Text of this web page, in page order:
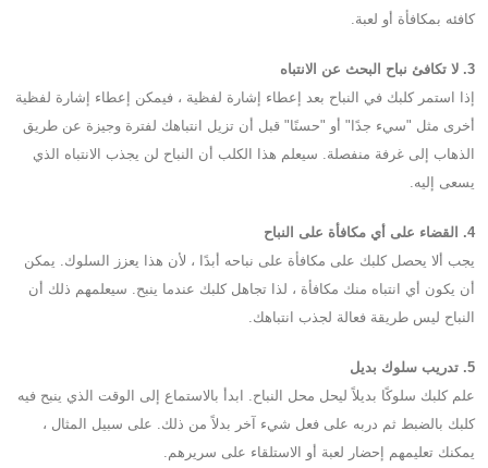
كافئه بمكافأة أو لعبة.
3. لا تكافئ نباح البحث عن الانتباه
إذا استمر كلبك في النباح بعد إعطاء إشارة لفظية ، فيمكن إعطاء إشارة لفظية
أخرى مثل "سيء جدًا" أو "حسنًا" قبل أن تزيل انتباهك لفترة وجيزة عن طريق
الذهاب إلى غرفة منفصلة. سيعلم هذا الكلب أن النباح لن يجذب الانتباه الذي
يسعى إليه.
4. القضاء على أي مكافأة على النباح
يجب ألا يحصل كلبك على مكافأة على نباحه أبدًا ، لأن هذا يعزز السلوك. يمكن
أن يكون أي انتباه منك مكافأة ، لذا تجاهل كلبك عندما ينبح. سيعلمهم ذلك أن
النباح ليس طريقة فعالة لجذب انتباهك.
5. تدريب سلوك بديل
علم كلبك سلوكًا بديلاً ليحل محل النباح. ابدأ بالاستماع إلى الوقت الذي ينبح فيه
كلبك بالضبط ثم دربه على فعل شيء آخر بدلاً من ذلك. على سبيل المثال ،
يمكنك تعليمهم إحضار لعبة أو الاستلقاء على سريرهم.